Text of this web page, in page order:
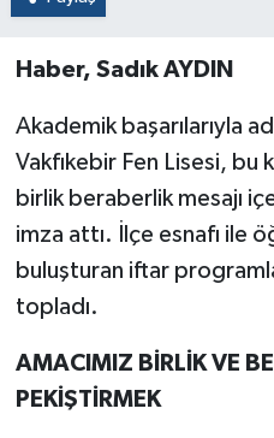
Haber, Sadık AYDIN
Akademik başarılarıyla
Vakfıkebir Fen Lisesi, bu
birlik beraberlik mesajı
imza attı. İlçe esnafı ile
buluşturan iftar
topladı.
AMACIMIZ BİRLİK VE
PEKİŞTİRMEK